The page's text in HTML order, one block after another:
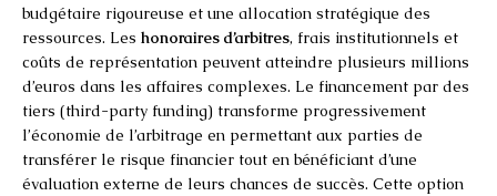
budgétaire rigoureuse et une allocation stratégique des
ressources. Les honoraires d’arbitres, frais institutionnels et
coûts de représentation peuvent atteindre plusieurs millions
d’euros dans les affaires complexes. Le financement par des
tiers (third-party funding) transforme progressivement
l’économie de l’arbitrage en permettant aux parties de
transférer le risque financier tout en bénéficiant d’une
évaluation externe de leurs chances de succès. Cette option